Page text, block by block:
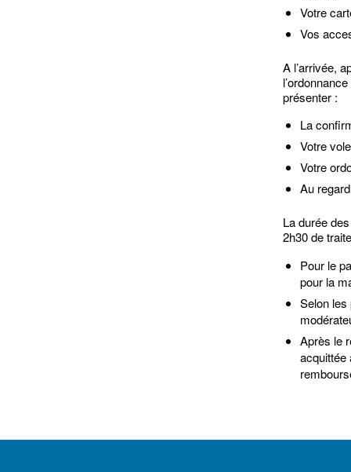
Votre
Vos
A l’arrivée,
présenter :
La
Votre
Votre
Au
La durée
2h30 de
Pour le
pour la
Selon
Après le
acquittée